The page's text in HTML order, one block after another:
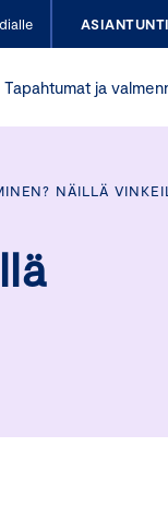
Tapahtumat ja
NÄILLÄ